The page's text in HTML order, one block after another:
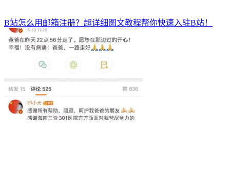
B站怎么用邮箱注册？超详细图文教程帮你快速入驻B站！